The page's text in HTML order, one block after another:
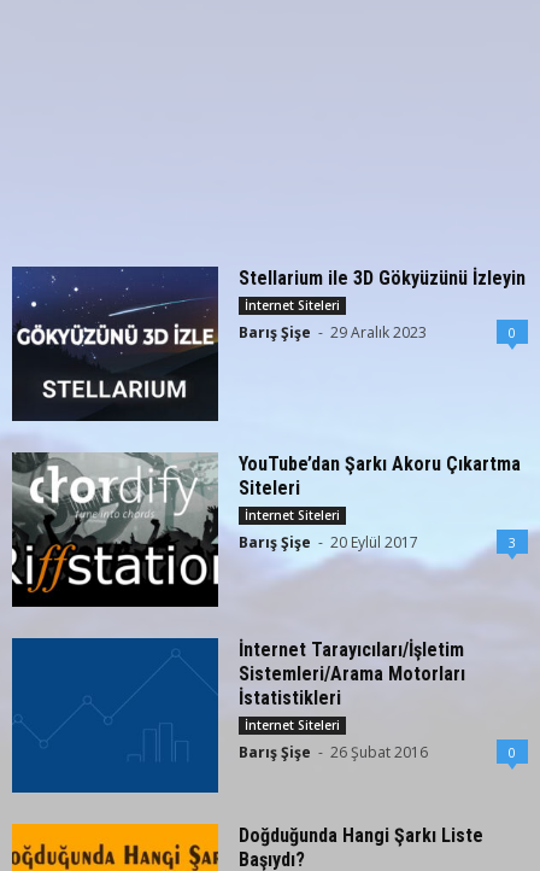
Stellarium ile 3D Gökyüzünü İzleyin
İnternet Siteleri
Barış Şişe - 29 Aralık 2023 0
YouTube’dan Şarkı Akoru Çıkartma
Siteleri
İnternet Siteleri
Barış Şişe - 20 Eylül 2017 3
İnternet Tarayıcıları/İşletim
Sistemleri/Arama Motorları
İstatistikleri
İnternet Siteleri
Barış Şişe - 26 Şubat 2016 0
Doğduğunda Hangi Şarkı Liste
Başıydı?